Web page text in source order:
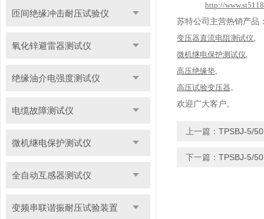
http://
苏特公司主营热销产品
变压器直流电阻测试仪,
微机继电保护测试仪,
高压绝缘垫,
高压试验变压器。
欢迎广大客户。
上一篇： TPSBJ-5/
下一篇： TPSBJ-5/
匝间绝缘冲击耐压试验仪
氧化锌避雷器测试仪
绝缘油介电强度测试仪
电缆故障测试仪
微机继电保护测试仪
全自动互感器测试仪
变频串联谐振耐压试验装置